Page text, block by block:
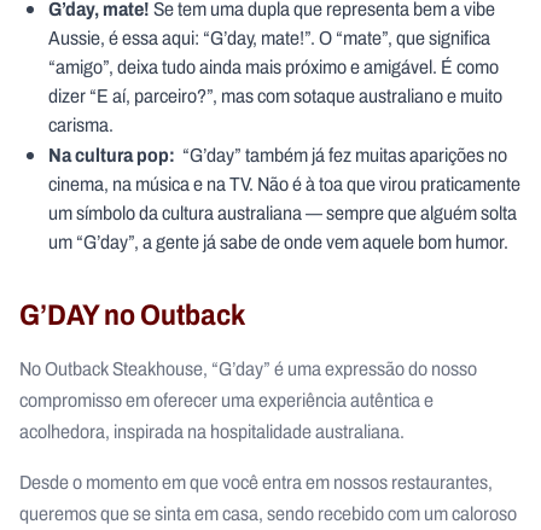
G’day, mate!Se tem uma dupla que representa bem a vibe
Aussie, é essa aqui: “G’day, mate!”. O “mate”, que significa
“amigo”, deixa tudo ainda mais próximo e amigável. É como
dizer “E aí, parceiro?”, mas com sotaque australiano e muito
carisma.
Na cultura pop: “G’day” também já fez muitas aparições no
cinema, na música e na TV. Não é à toa que virou praticamente
um símbolo da cultura australiana — sempre que alguém solta
um “G’day”, a gente já sabe de onde vem aquele bom humor.
G’DAY no Outback
No Outback Steakhouse, “G’day” é uma expressão do nosso
compromisso em oferecer uma experiência autêntica e
acolhedora, inspirada na hospitalidade australiana.
Desde o momento em que você entra em nossos restaurantes,
queremos que se sinta em casa, sendo recebido com um caloroso